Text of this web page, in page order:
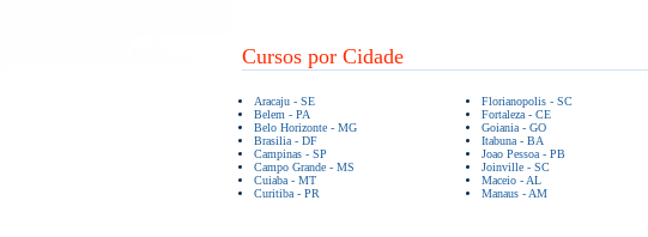
Cursos por Cidade
Aracaju - SE
Belem - PA
Belo Horizonte - MG
Brasilia - DF
Campinas - SP
Campo Grande - MS
Cuiaba - MT
Curitiba - PR
Florianopolis - SC
Fortaleza - CE
Goiania - GO
Itabuna - BA
Joao Pessoa - PB
Joinville - SC
Maceio - AL
Manaus - AM